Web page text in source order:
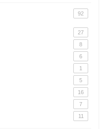
92
27
8
6
1
5
16
7
11